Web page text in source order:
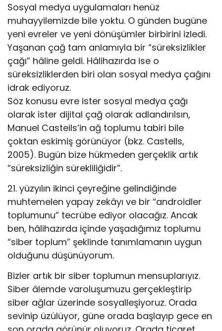
Sosyal medya uygulamaları henüz
muhayyilemizde bile yoktu. O günden bugüne
yeni evreler ve yeni dönüşümler birbirini izledi.
Yaşanan çağ tam anlamıyla bir “süreksizlikler
çağı” hâline geldi. Hâlihazırda ise o
süreksizliklerden biri olan sosyal medya çağını
idrak ediyoruz.
Söz konusu evre ister sosyal medya çağı
olarak ister dijital çağ olarak adlandırılsın,
Manuel Casteils’in ağ toplumu tabiri bile
çoktan eskimiş görünüyor (bkz. Castells,
2005). Bugün bize hükmeden gerçeklik artık
“süreksizliğin sürekliliğidir”.
21. yüzyılın ikinci çeyreğine gelindiğinde
muhtemelen yapay zekâyı ve bir “androidler
toplumunu” tecrübe ediyor olacağız. Ancak
ben, hâlihazırda içinde yaşadığımız toplumu
“siber toplum” şeklinde tanımlamanın uygun
olduğunu düşünüyorum.
Bizler artık bir siber toplumun mensuplarıyız.
Siber âlemde varoluşumuzu gerçekleştirip
siber ağlar üzerinde sosyalleşiyoruz. Orada
sevinip üzülüyor, güne orada başlayıp gece en